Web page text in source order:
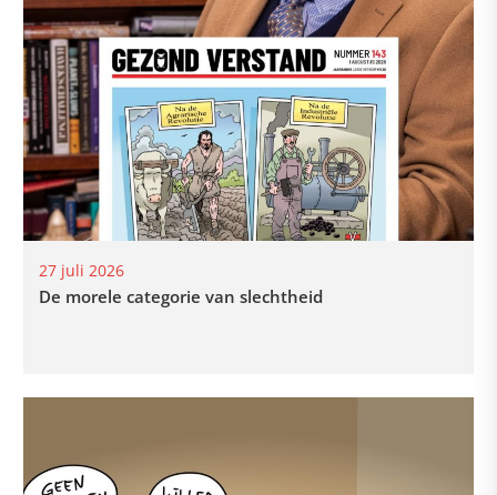
27 juli 2026
De morele categorie van slechtheid